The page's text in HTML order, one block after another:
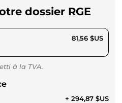
dossier RGE
$US 81,56 $US
à la TVA.
+ 294,87 $US